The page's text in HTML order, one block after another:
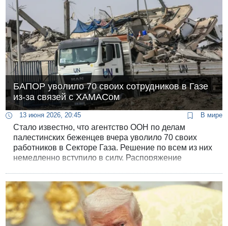
БАПОР уволило 70 своих сотрудников в Газе
из-за связей с ХАМАСом
13 июня 2026, 20:45 В мире
Стало известно, что агентство ООН по делам
палестинских беженцев вчера уволило 70 своих
работников в Секторе Газа. Решение по всем из них
немедленно вступило в силу. Распоряжение